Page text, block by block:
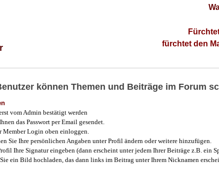
fürchtet den
können Themen und Beiträge im Forum
vom Admin bestätigt werden
das Passwort per Email gesendet.
Member Login oben einloggen.
Sie Ihre persönlichen Angaben unter Profil ändern oder weitere hinzufügen.
Ihre Signatur eingeben (dann erscheint unter jedem Ihrer Beiträge z.B. ein
ein Bild hochladen, das dann links im Beitrag unter Ihrem Nicknamen